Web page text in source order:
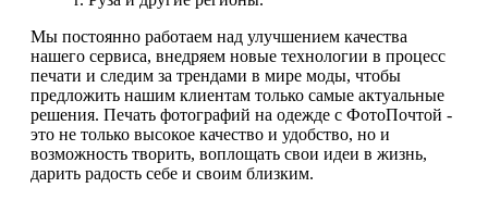
Мы постоянно работаем над улучшением качества
нашего сервиса, внедряем новые технологии в процесс
печати и следим за трендами в мире моды, чтобы
предложить нашим клиентам только самые актуальные
решения. Печать фотографий на одежде с ФотоПочтой -
это не только высокое качество и удобство, но и
возможность творить, воплощать свои идеи в жизнь,
дарить радость себе и своим близким.